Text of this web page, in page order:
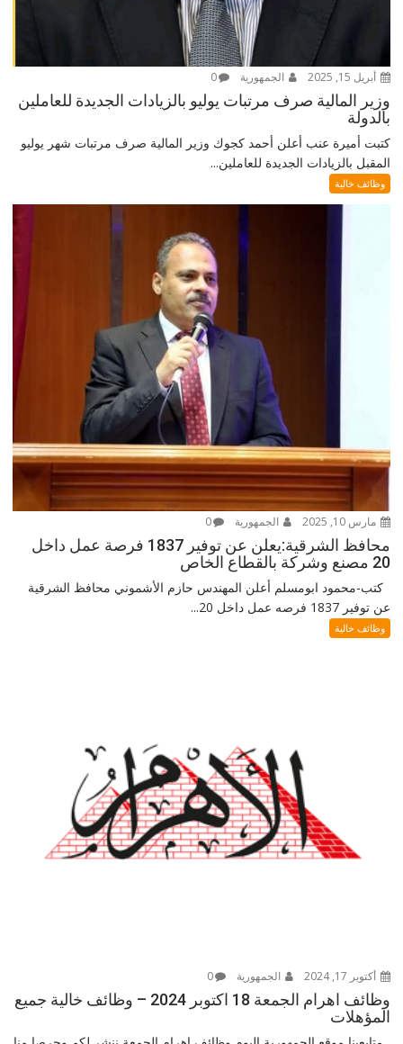
أبريل 15, 2025 الجمهورية 0
وزير المالية صرف مرتبات يوليو بالزيادات الجديدة للعاملين
بالدولة
كتبت أميرة عنب أعلن أحمد كجوك وزير المالية صرف مرتبات شهر يوليو
المقبل بالزيادات الجديدة للعاملين...
وظائف خالية
مارس 10, 2025 الجمهورية 0
محافظ الشرقية:يعلن عن توفير 1837 فرصة عمل داخل
20 مصنع وشركة بالقطاع الخاص
كتب-محمود ابومسلم أعلن المهندس حازم الأشموني محافظ الشرقية
عن توفير 1837 فرصه عمل داخل 20...
وظائف خالية
أكتوبر 17, 2024 الجمهورية 0
وظائف اهرام الجمعة 18 اكتوبر 2024 – وظائف خالية جميع
المؤهلات